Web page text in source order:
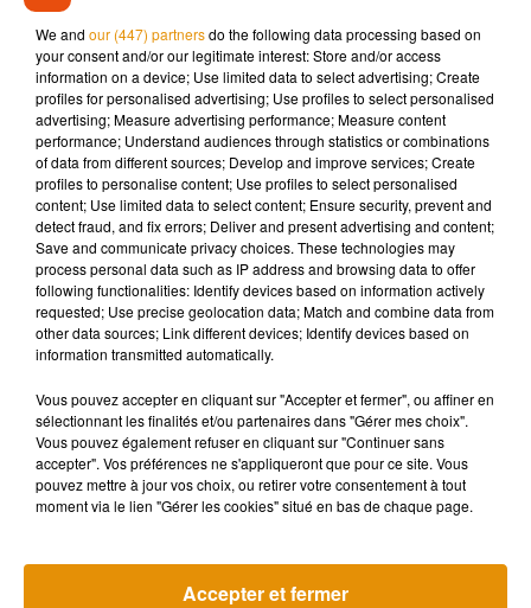
militaires. L’animal sera blessé par des coups de feu, mais
pas mortellement selon nos confrères de la République du
Centre. Le forcené a été placé en détention provisoire et sera
jugé aujourd’hui. Il est poursuivi pour outrages, menaces de
mort sur personnes dépositaires de l’autorité publique et
violences avec armes.
Musique
7 août 2026
Madonna sort enfin le remix de « Love
Angèle et Amélie Lens dévoilent leur
We and our (447) partnersdo the following data processing based on
your consent and/or our legitimate interest: Store and/or access
information on a device; Use limited data to select advertising; Create
profiles for personalised advertising; Use profiles to select personalised
advertising; Measure advertising performance; Measure content
performance; Understand audiences through statistics or combinations
of data from different sources; Develop and improve services; Create
profiles to personalise content; Use profiles to select personalised
content; Use limited data to select content; Ensure security, prevent and
detect fraud, and fix errors; Deliver and present advertising and content;
Save and communicate privacy choices. These technologies may
process personal data such as IP address and browsing data to offer
following functionalities: Identify devices based on information actively
requested; Use precise geolocation data; Match and combine data from
other data sources; Link different devices; Identify devices based on
information transmitted automatically.
Vous pouvez accepter en cliquant sur "Accepter et fermer", ou affiner en
sélectionnant les finalités et/ou partenaires dans "Gérer mes choix".
Vous pouvez également refuser en cliquant sur "Continuer sans
accepter". Vos préférences ne s'appliqueront que pour ce site. Vous
pouvez mettre à jour vos choix, ou retirer votre consentement à tout
moment via le lien "Gérer les cookies" situé en bas de chaque page.
Accepter et fermer